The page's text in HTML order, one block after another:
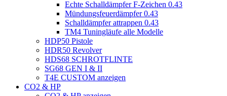
Echte Schalldämpfer F-Zeichen 0.43
Mündungsfeuerdämpfer 0.43
Schalldämpfer attrappen 0.43
TM4 Tuningläufe alle Modelle
HDP50 Pistole
HDR50 Revolver
HDS68 SCHROTFLINTE
SG68 GEN I & II
T4E CUSTOM anzeigen
CO2 & HP